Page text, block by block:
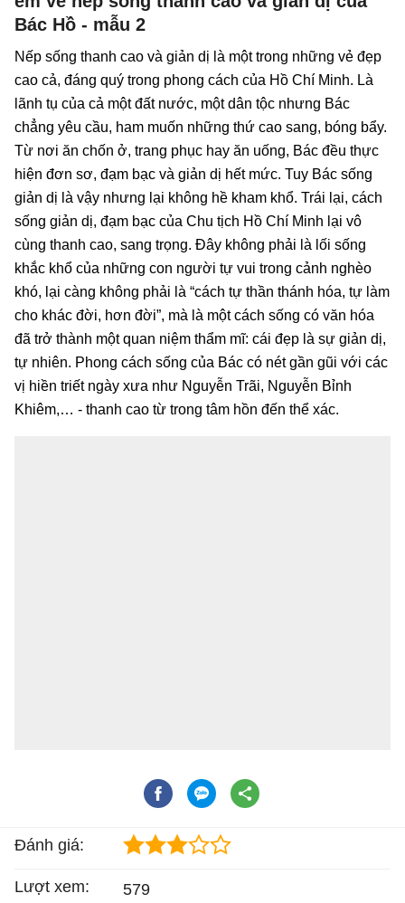
Bác Hồ - mẫu 2
Nếp sống thanh cao và giản dị là một trong những vẻ đẹp
cao cả, đáng quý trong phong cách của Hồ Chí Minh. Là
lãnh tụ của cả một đất nước, một dân tộc nhưng Bác
chẳng yêu cầu, ham muốn những thứ cao sang, bóng bẩy.
Từ nơi ăn chốn ở, trang phục hay ăn uống, Bác đều thực
hiện đơn sơ, đạm bạc và giản dị hết mức. Tuy Bác sống
giản dị là vậy nhưng lại không hề kham khổ. Trái lại, cách
sống giản dị, đạm bạc của Chu tịch Hồ Chí Minh lại vô
cùng thanh cao, sang trọng. Đây không phải là lối sống
khắc khổ của những con người tự vui trong cảnh nghèo
khó, lại càng không phải là “cách tự thần thánh hóa, tự làm
cho khác đời, hơn đời”, mà là một cách sống có văn hóa
đã trở thành một quan niệm thẩm mĩ: cái đẹp là sự giản dị,
tự nhiên. Phong cách sống của Bác có nét gần gũi với các
vị hiền triết ngày xưa như Nguyễn Trãi, Nguyễn Bỉnh
Khiêm,… - thanh cao từ trong tâm hồn đến thể xác.
Đánh giá:
Lượt xem: 579